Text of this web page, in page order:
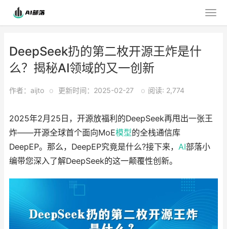
DeepSeek扔的第二枚开源王炸是什
么？揭秘AI领域的又一创新
作者：aijto o 更新时间：2025-02-27 o 阅读: 2,774
2025年2月25日，开源放福利的DeepSeek再甩出一张王
炸——开源全球首个面向MoE模型的全栈通信库
DeepEP。那么，DeepEP究竟是什么?接下来， AI部落小
编带您深入了解DeepSeek的这一颠覆性创新。